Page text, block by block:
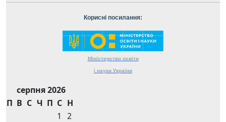
Корисні посилання:
Міністерство освіти
і науки України
серпня 2026
П В С Ч П С Н
1
2